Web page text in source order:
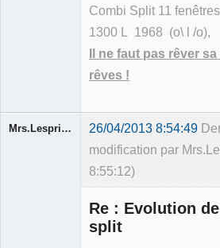
Combi Split 11
1300 L 1968 (o\ l /o),
Il ne faut pas rêver
rêves !
Mrs.Lespritfifi 26/04/2013 8:54:49
modification par
8:55:12)
Re : Evolution
split